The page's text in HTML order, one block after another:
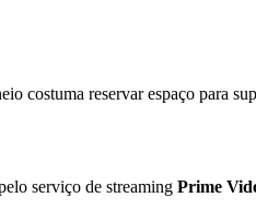
costuma reservar espaço para
serviço de streaming Prime